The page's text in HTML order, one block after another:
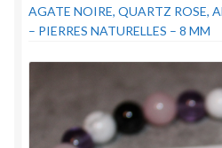
Validation de commande
Accueil
AGATE NOIRE, QUARTZ ROSE,
– PIERRES NATURELLES – 8 MM